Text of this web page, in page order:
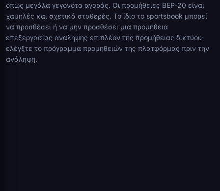
όπως μεγάλα γεγονότα αγοράς. Οι προμήθειες BEP-20 είναι
χαμηλές και σχετικά σταθερές. Το ίδιο το sportsbook μπορεί
να προσθέσει ή να μην προσθέσει μια προμήθεια
επεξεργασίας ανάληψης επιπλέον της προμήθειας δικτύου·
ελέγξτε το πρόγραμμα προμηθειών της πλατφόρμας πριν την
ανάληψη.